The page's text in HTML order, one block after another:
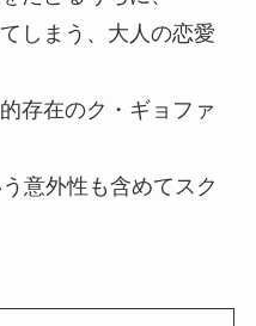
しまう、大人の恋愛
存在のク・ギョファ
意外性も含めてスク